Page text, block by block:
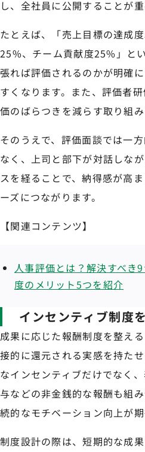
し、全社員に公開することが重
たとえば、「売上目標の達成
25%、チーム貢献度25%」と
張れば評価されるのかが明確
すくなります。また、評価者
価のばらつきを減らす取り組み
そのうえで、評価面談では一
なく、上司と部下が対話しな
スを経ることで、納得感が高
ーズにつながります。
【関連コンテンツ】
人事評価とは？解決すべき
度のメリット5つを紹介
インセンティブ制度
成果に応じた報酬制度を整え
接的に還元される実感を持た
なインセンティブだけでなく
与などの非金銭的な報酬も組
続的なモチベーション向上が期
制度設計の際は、短期的な成